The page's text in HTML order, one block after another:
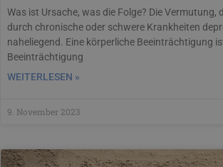
Was ist Ursache, was die Folge? Die Vermutung,
durch chronische oder schwere Krankheiten
naheliegend. Eine körperliche Beeinträchtigung
Beeinträchtigung
WEITERLESEN »
9. November 2023